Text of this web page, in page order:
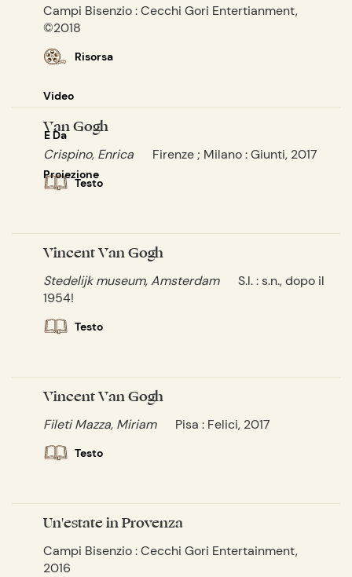
Campi Bisenzio : Cecchi Gori Entertianment,
©2018
Risorsa
Video
E Da
Proiezione
Van Gogh
Crispino, Enrica Firenze ; Milano : Giunti, 2017
Testo
Vincent Van Gogh
Stedelijk museum, Amsterdam
S.l. : s.n., dopo il
1954!
Testo
Vincent Van Gogh
Fileti Mazza, Miriam Pisa : Felici, 2017
Testo
Un'estate in Provenza
Campi Bisenzio : Cecchi Gori Entertainment,
2016